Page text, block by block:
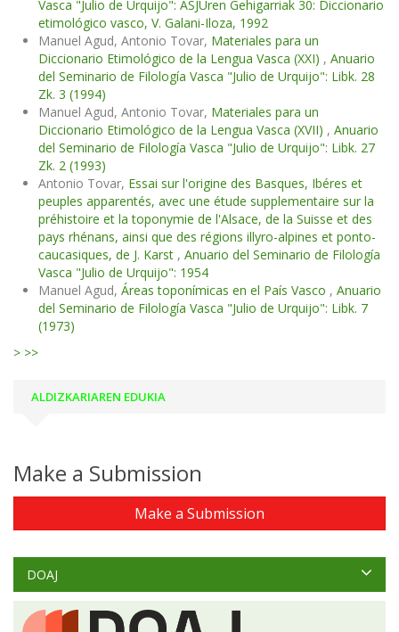
Vasca "Julio de Urquijo": ASJUren Gehigarriak 30: Diccionario
etimológico vasco, V. Galani-Iloza, 1992
Manuel Agud, Antonio Tovar, Materiales para un
Diccionario Etimológico de la Lengua Vasca (XXI) , Anuario
del Seminario de Filología Vasca "Julio de Urquijo": Libk. 28
Zk. 3 (1994)
Manuel Agud, Antonio Tovar, Materiales para un
Diccionario Etimológico de la Lengua Vasca (XVII) , Anuario
del Seminario de Filología Vasca "Julio de Urquijo": Libk. 27
Zk. 2 (1993)
Antonio Tovar, Essai sur l'origine des Basques, Ibéres et
peuples apparentés, avec une étude supplementaire sur la
préhistoire et la toponymie de l'Alsace, de la Suisse et des
pays rhénans, ainsi que des régions illyro-alpines et ponto-
caucasiques, de J. Karst , Anuario del Seminario de Filología
Vasca "Julio de Urquijo": 1954
Manuel Agud, Áreas toponímicas en el País Vasco , Anuario
del Seminario de Filología Vasca "Julio de Urquijo": Libk. 7
(1973)
> >>
ALDIZKARIAREN EDUKIA
Make a Submission
Make a Submission
DOAJ